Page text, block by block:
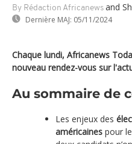
By Rédaction Africanews and
Dernière MAJ: 05/11/2024
Chaque lundi, Africanews
nouveau rendez-vous sur
Au sommaire de
Les enjeux des
américaines pour